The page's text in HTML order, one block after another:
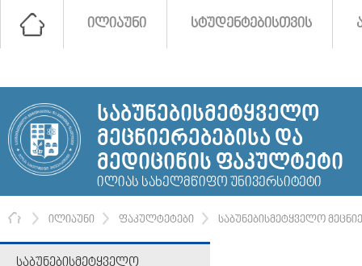
ᲘᲚᲘᲐᲣᲜᲘ ᲡᲢᲣᲓᲔᲜᲢᲔᲑᲘᲡᲗᲕᲘᲡ
ᲡᲐᲑᲣᲜᲔᲑᲘᲡᲛᲔᲢᲧᲕᲔᲚᲝ
ᲛᲔᲪᲜᲘᲔᲠᲔᲑᲔᲑᲘᲡᲐ ᲓᲐ
ᲛᲔᲓᲘᲪᲘᲜᲘᲡ ᲤᲐᲙᲣᲚᲢᲔᲢᲘ
ᲘᲚᲘᲐᲡ ᲡᲐᲮᲔᲚᲛᲬᲘᲤᲝ ᲣᲜᲘᲕᲔᲠᲡᲘᲢᲔᲢᲘ
ᲛᲗᲐᲕᲐᲠᲘ
ᲘᲚᲘᲐᲣᲜᲘ ᲤᲐᲙᲣᲚᲢᲔᲢᲔᲑᲘ ᲡᲐᲑᲣᲜᲔᲑᲘᲡᲛᲔᲢᲧᲕᲔᲚᲝ